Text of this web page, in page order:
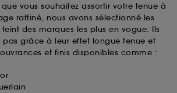
vous souhaitez assortir votre tenue à
raffiné, nous avons sélectionné les
des marques les plus en vogue. Ils
pas grâce à leur effet longue tenue et
et finis disponibles comme :